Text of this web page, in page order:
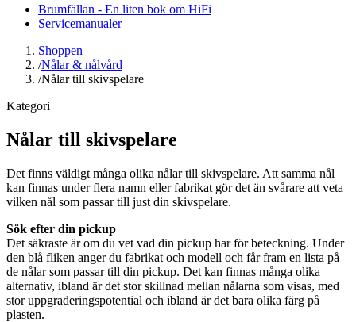
Brumfällan - En liten bok om HiFi
Servicemanualer
Shoppen
/Nålar & nålvård
/Nålar till skivspelare
Kategori
Nålar till skivspelare
Det finns väldigt många olika nålar till skivspelare. Att samma nål
kan finnas under flera namn eller fabrikat gör det än svårare att veta
vilken nål som passar till just din skivspelare.
Sök efter din pickup
Det säkraste är om du vet vad din pickup har för beteckning. Under
den blå fliken anger du fabrikat och modell och får fram en lista på
de nålar som passar till din pickup. Det kan finnas många olika
alternativ, ibland är det stor skillnad mellan nålarna som visas, med
stor uppgraderingspotential och ibland är det bara olika färg på
plasten.